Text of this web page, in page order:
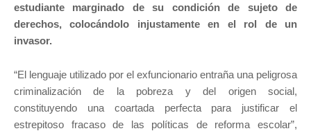
estudiante marginado de su condición de sujeto de
derechos, colocándolo injustamente en el rol de un
invasor.
“El lenguaje utilizado por el exfuncionario entraña una peligrosa
criminalización de la pobreza y del origen social,
constituyendo una coartada perfecta para justificar el
estrepitoso fracaso de las políticas de reforma escolar”,